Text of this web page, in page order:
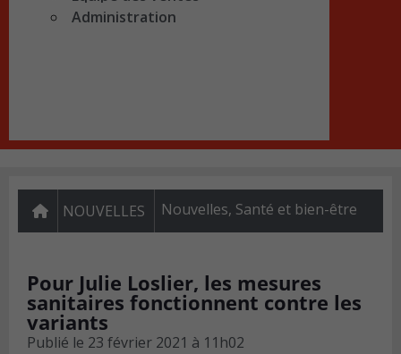
Administration
NOUVELLES Nouvelles, Santé et bien-être
Pour Julie Loslier, les mesures
sanitaires fonctionnent contre les
variants
Publié le 23 février 2021 à 11h02